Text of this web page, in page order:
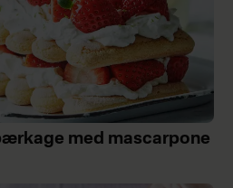
med mascarpone